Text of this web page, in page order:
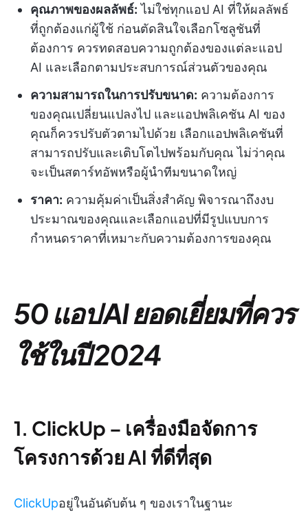
คุณภาพของผลลัพธ์: ไม่ใช่ทุกแอป AI ที่ให้ผลลัพธ์
ที่ถูกต้องแก่ผู้ใช้ ก่อนตัดสินใจเลือกโซลูชันที่
ต้องการ ควรทดสอบความถูกต้องของแต่ละแอป
AI และเลือกตามประสบการณ์ส่วนตัวของคุณ
ความสามารถในการปรับขนาด: ความต้องการ
ของคุณเปลี่ยนแปลงไป และแอปพลิเคชัน AI ของ
คุณก็ควรปรับตัวตามไปด้วย เลือกแอปพลิเคชันที่
สามารถปรับและเติบโตไปพร้อมกับคุณ ไม่ว่าคุณ
จะเป็นสตาร์ทอัพหรือผู้นำทีมขนาดใหญ่
ราคา: ความคุ้มค่าเป็นสิ่งสำคัญ พิจารณาถึงงบ
ประมาณของคุณและเลือกแอปที่มีรูปแบบการ
กำหนดราคาที่เหมาะกับความต้องการของคุณ
50 แอป AI ยอดเยี่ยมที่ควร
ใช้ในปี 2024
1. ClickUp – เครื่องมือจัดการ
โครงการด้วย AI ที่ดีที่สุด
ClickUpอยู่ในอันดับต้น ๆ ของเราในฐานะ